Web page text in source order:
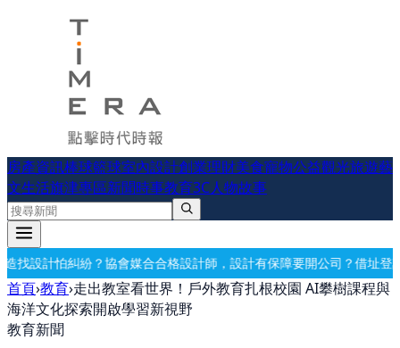
房產資訊棒球籃球室內設計創業理財美食寵物公益觀光旅遊藝
文生活旗津專區新聞時事教育3C人物故事
格設計師，設計有保障要開公司？借址登記・公司設立・工商登記一
首頁›教育›走出教室看世界！戶外教育扎根校園 AI攀樹課程與
海洋文化探索開啟學習新視野
教育新聞